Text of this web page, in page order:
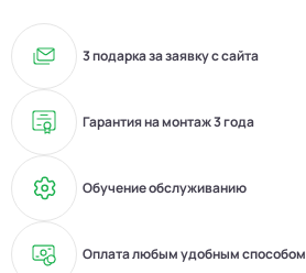
3 подарка за заявку с сайта
Гарантия на монтаж 3 года
Обучение обслуживанию
Оплата любым удобным способом